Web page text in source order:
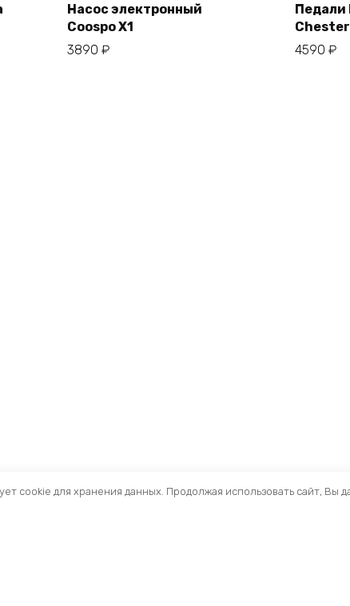
Насос электронный
Coospo X1
3890 ₽
Педали
4590 ₽
cookie для хранения данных. Продолжая использовать сайт, Вы